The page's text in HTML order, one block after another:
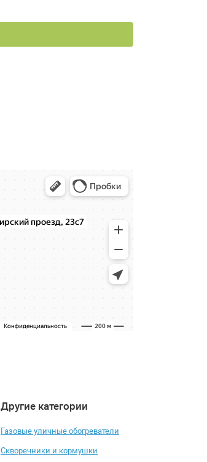
Другие категории
Газовые уличные обогреватели
Скворечники и кормушки